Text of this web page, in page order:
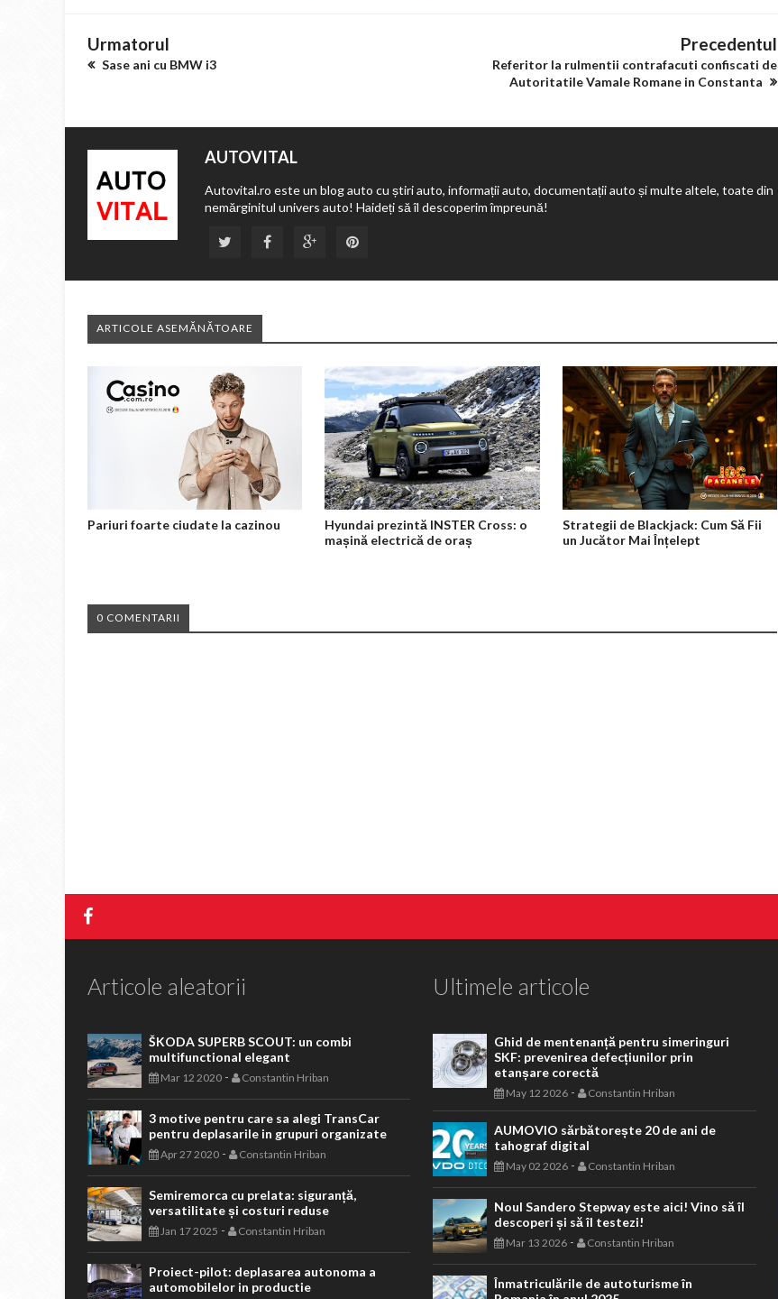
Urmatorul
Sase ani cu BMW i3
Precedentul
Referitor la rulmentii contrafacuti confiscati de
Autoritatile Vamale Romane in Constanta
AUTOVITAL
Autovital.ro este un blog auto cu știri auto, informații auto, documentații auto și multe altele, toate din
nemărginitul univers auto! Haideți să îl descoperim împreună!
ARTICOLE ASEMĂNĂTOARE
Pariuri foarte ciudate la cazinou
Hyundai prezintă INSTER Cross: o
mașină electrică de oraș
Strategii de Blackjack: Cum Să Fii
un Jucător Mai Înțelept
0 COMENTARII
Articole aleatorii
ŠKODA SUPERB SCOUT: un combi
multifunctional elegant
Mar 12 2020 - Constantin Hriban
3 motive pentru care sa alegi TransCar
pentru deplasarile in grupuri organizate
Apr 27 2020 - Constantin Hriban
Semiremorca cu prelata: siguranță,
versatilitate și costuri reduse
Jan 17 2025 - Constantin Hriban
Proiect-pilot: deplasarea autonoma a
automobilelor in productie
Ultimele articole
Ghid de mentenanță pentru simeringuri
SKF: prevenirea defecțiunilor prin
etanșare corectă
May 12 2026 - Constantin Hriban
AUMOVIO sărbătorește 20 de ani de
tahograf digital
May 02 2026 - Constantin Hriban
Noul Sandero Stepway este aici! Vino să îl
descoperi și să îl testezi!
Mar 13 2026 - Constantin Hriban
Înmatriculările de autoturisme în